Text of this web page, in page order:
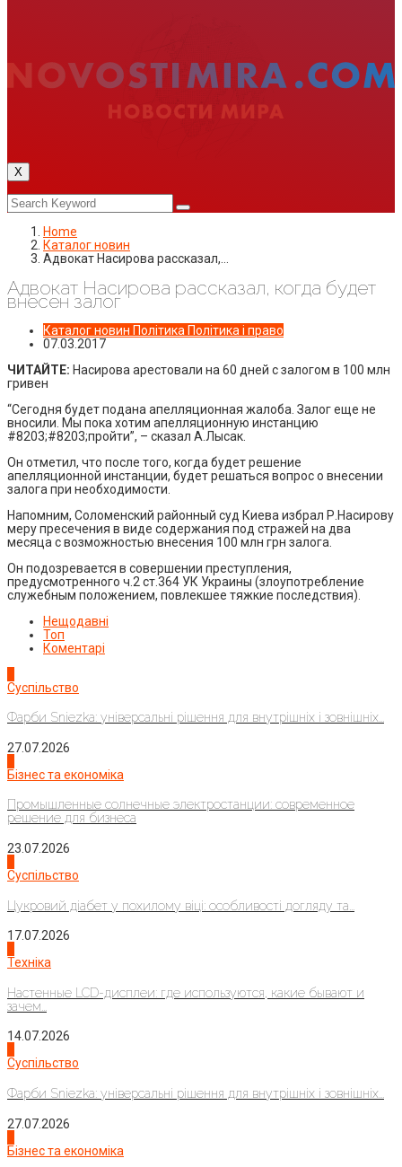
X
Home
Каталог новин
Адвокат Насирова рассказал,…
Адвокат Насирова рассказал, когда будет
внесен залог
Каталог новин Політика Політика і право
07.03.2017
ЧИТАЙТЕ: Насирова арестовали на 60 дней с залогом в 100 млн
гривен
“Сегодня будет подана апелляционная жалоба. Залог еще не
вносили. Мы пока хотим апелляционную инстанцию
#8203;#8203;пройти”, – сказал А.Лысак.
Он отметил, что после того, когда будет решение
апелляционной инстанции, будет решаться вопрос о внесении
залога при необходимости.
Напомним, Соломенский районный суд Киева избрал Р.Насирову
меру пресечения в виде содержания под стражей на два
месяца с возможностью внесения 100 млн грн залога.
Он подозревается в совершении преступления,
предусмотренного ч.2 ст.364 УК Украины (злоупотребление
служебным положением, повлекшее тяжкие последствия).
Нещодавні
Топ
Коментарі
Суспільство
Фарби Sniezka: універсальні рішення для внутрішніх і зовнішніх...
27.07.2026
Бізнес та економіка
Промышленные солнечные электростанции: современное
решение для бизнеса
23.07.2026
Суспільство
Цукровий діабет у похилому віці: особливості догляду та...
17.07.2026
Техніка
Настенные LCD-дисплеи: где используются, какие бывают и
зачем...
14.07.2026
Суспільство
Фарби Sniezka: універсальні рішення для внутрішніх і зовнішніх...
27.07.2026
Бізнес та економіка